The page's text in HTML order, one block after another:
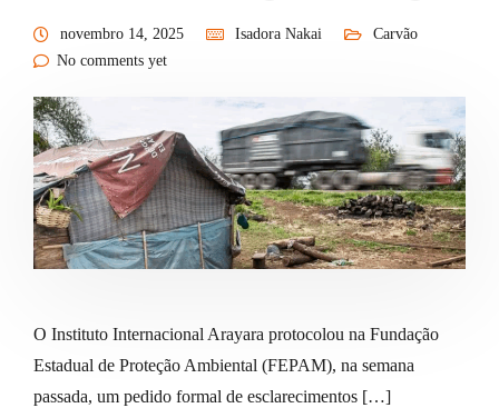
novembro 14, 2025 Isadora Nakai
Carvão
No comments yet
O Instituto Internacional Arayara protocolou na Fundação
Estadual de Proteção Ambiental (FEPAM), na semana
passada, um pedido formal de esclarecimentos […]